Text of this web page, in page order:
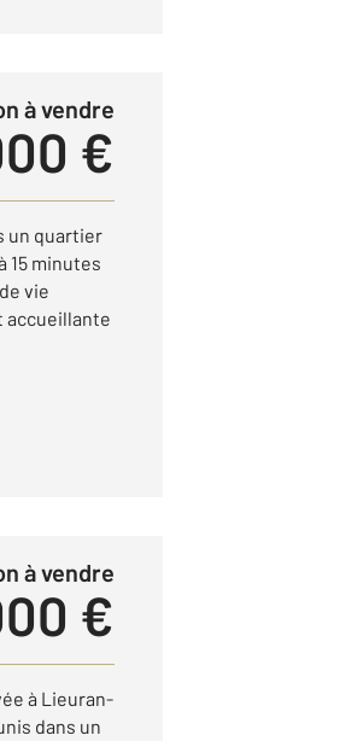
à vendre
€
un quartier
15 minutes
vie
accueillante
à vendre
€
à Lieuran-
dans un